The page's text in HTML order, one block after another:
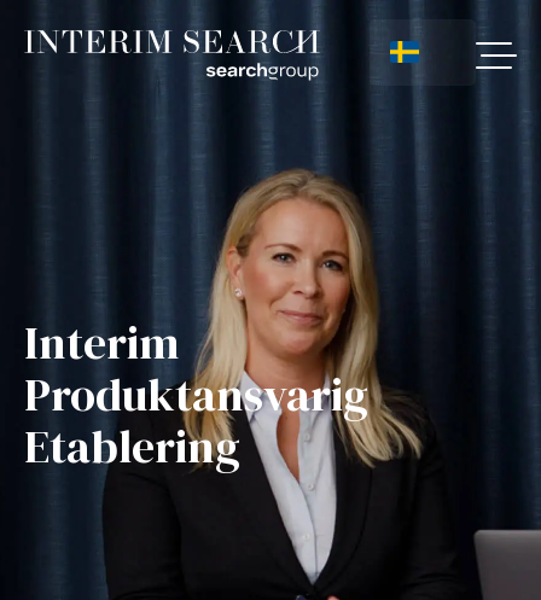
Interim
Produktansvarig
Etablering